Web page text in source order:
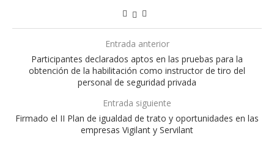
Entrada anterior
Participantes declarados aptos en las pruebas para la
obtención de la habilitación como instructor de tiro del
personal de seguridad privada
Entrada siguiente
Firmado el II Plan de igualdad de trato y oportunidades en las
empresas Vigilant y Servilant